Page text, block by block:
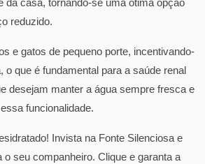
da casa, tornando-se uma ótima opção
reduzido.
e gatos de pequeno porte, incentivando-
o que é fundamental para a saúde renal
desejam manter a água sempre fresca e
funcionalidade.
Invista na Fonte Silenciosa e
o seu companheiro. Clique e garanta a